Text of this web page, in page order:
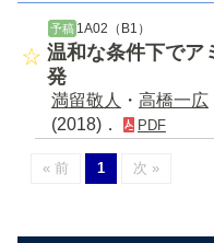
予稿 1A02（B1）
温和な条件下でア
発
満留敬人 ・ 高橋一広
(2018)．
PDF
« 前 1 次 »